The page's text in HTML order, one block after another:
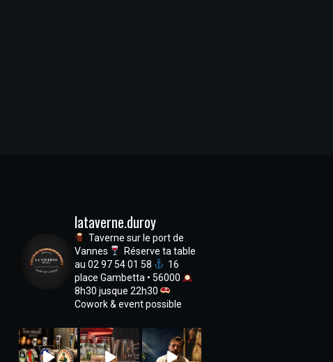
lataverne.duroy
Taverne sur le port de
Vannes
Réserve ta table
au 02 97 54 01 58
16
place Gambetta • 56000
8h30 jusque 22h30
Cowork & event possible